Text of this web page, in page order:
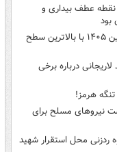
عطف بیداری و
بود
پورجمشیدیان: اربعین ۱۴۰۵ با بالاترین سطح
لاریجانی درباره برخی
تنگه هرمز!
نیروهای مسلح برای
ردزنی محل استقرار شهید